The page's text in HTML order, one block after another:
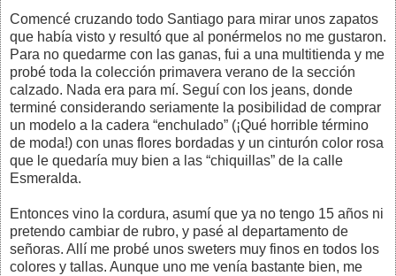
Comencé cruzando todo Santiago para mirar unos zapatos
que había visto y resultó que al ponérmelos no me gustaron.
Para no quedarme con las ganas, fui a una multitienda y me
probé toda la colección primavera verano de la sección
calzado. Nada era para mí. Seguí con los jeans, donde
terminé considerando seriamente la posibilidad de comprar
un modelo a la cadera “enchulado” (¡Qué horrible término
de moda!) con unas flores bordadas y un cinturón color rosa
que le quedaría muy bien a las “chiquillas” de la calle
Esmeralda.
Entonces vino la cordura, asumí que ya no tengo 15 años ni
pretendo cambiar de rubro, y pasé al departamento de
señoras. Allí me probé unos sweters muy finos en todos los
colores y tallas. Aunque uno me venía bastante bien, me